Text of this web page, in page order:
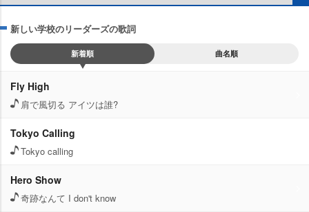
新しい学校のリーダーズの歌詞
新着順 曲名順
Fly High
肩で風切る アイツは誰?
Tokyo Calling
Tokyo calling
Hero Show
奇跡なんて I don't know